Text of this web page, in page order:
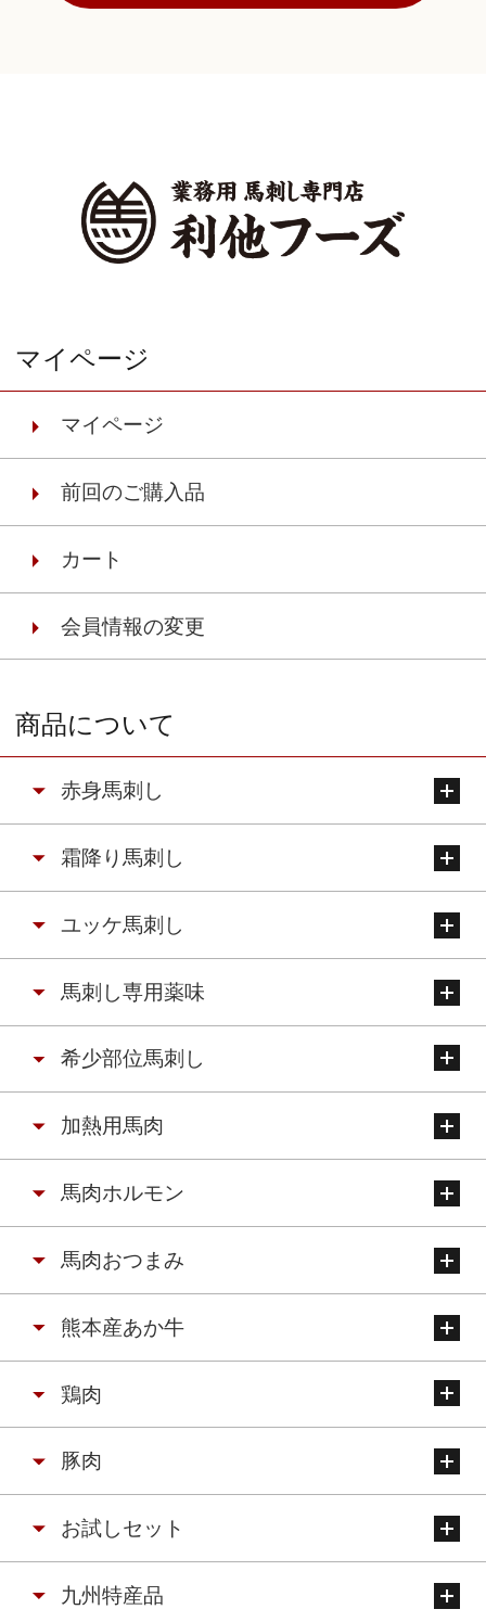
マイページ
マイページ
前回のご購入品
カート
会員情報の変更
商品について
赤身馬刺し
霜降り馬刺し
ユッケ馬刺し
馬刺し専用薬味
希少部位馬刺し
加熱用馬肉
馬肉ホルモン
馬肉おつまみ
熊本産あか牛
鶏肉
豚肉
お試しセット
九州特産品